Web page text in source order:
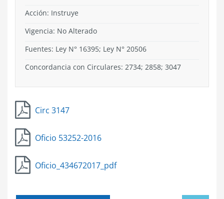
Acción: Instruye
Vigencia: No Alterado
Fuentes: Ley N° 16395; Ley N° 20506
Concordancia con Circulares: 2734; 2858; 3047
Circ 3147
Oficio 53252-2016
Oficio_434672017_pdf